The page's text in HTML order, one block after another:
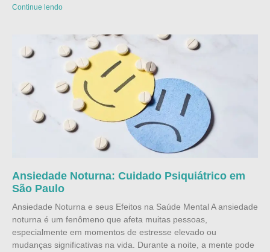
Continue lendo
Ansiedade Noturna: Cuidado Psiquiátrico em
São Paulo
Ansiedade Noturna e seus Efeitos na Saúde Mental A ansiedade
noturna é um fenômeno que afeta muitas pessoas,
especialmente em momentos de estresse elevado ou
mudanças significativas na vida. Durante a noite, a mente pode